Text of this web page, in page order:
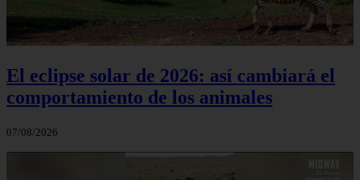
El eclipse solar de 2026: así cambiará el
comportamiento de los animales
07/08/2026